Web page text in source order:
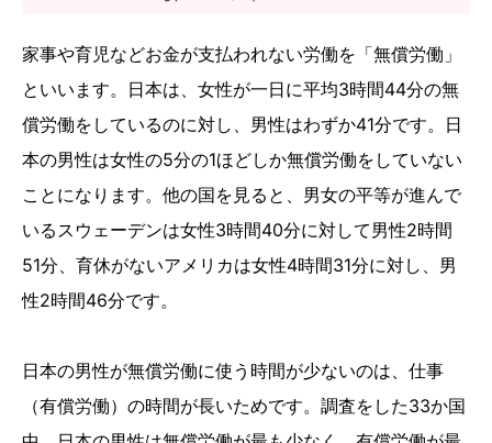
家事や育児などお金が支払われない労働を「無償労働」
といいます。日本は、女性が一日に平均3時間44分の無
償労働をしているのに対し、男性はわずか41分です。日
本の男性は女性の5分の1ほどしか無償労働をしていない
ことになります。他の国を見ると、男女の平等が進んで
いるスウェーデンは女性3時間40分に対して男性2時間
51分、育休がないアメリカは女性4時間31分に対し、男
性2時間46分です。
日本の男性が無償労働に使う時間が少ないのは、仕事
（有償労働）の時間が長いためです。調査をした33か国